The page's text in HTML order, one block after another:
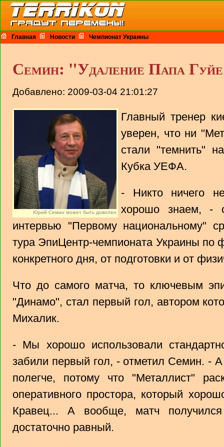
Главная Новости Чемпионат Украины
Семин: "Удаление Папа
Добавлено: 2009-03-04 21:01:27
Юрий Семин может быть доволен
Главный тренер
уверен, что ни
стали "темнить"
Кубка УЕФА.
- Никто ничего
хорошо знаем, -
интервью "Первому национальному"
тура ЭпиЦентр-чемпионата Украины по
конкретного дня, от подготовки и от
Что до самого матча, то ключевым
"Динамо", стал первый гол, автором
Михалик.
- Мы хорошо использовали
забили первый гол, - отметил Семин. -
полегче, потому что "Металлист"
оперативного простора, который
Кравец... А вообще, матч
достаточно равный.